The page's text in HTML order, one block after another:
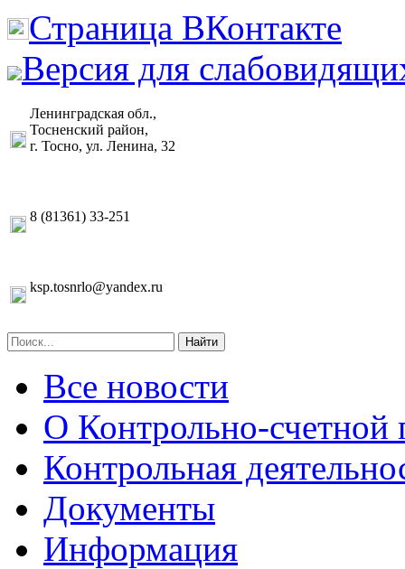
Страница ВКонтакте
Версия для
Ленинградская обл.,
Тосненский район,
г. Тосно, ул. Ленина, 32
8 (81361) 33-251
ksp.tosnrlo@yandex.ru
Найти
Все новости
О Контрольно-счетной
Контрольная
Документы
Информация